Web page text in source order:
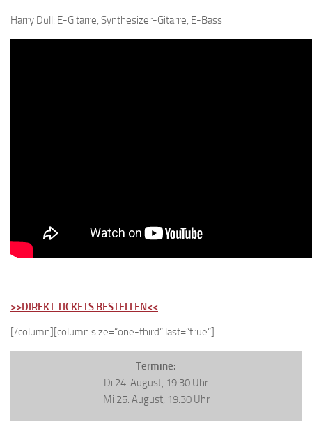
Harry Düll: E-Gitarre, Synthesizer-Gitarre, E-Bass
>>DIREKT TICKETS BESTELLEN<<
[/column][column size=“one-third“ last=“true“]
Termine:
Di 24. August, 19:30 Uhr
Mi 25. August, 19:30 Uhr